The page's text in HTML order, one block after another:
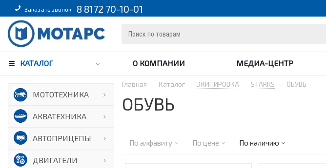
Заказать звонок 8 8172 70-10-01
КАТАЛОГ О КОМПАНИИ МЕДИА-ЦЕНТР
МОТОТЕХНИКА
АКВАТЕХНИКА
АВТОПРИЦЕПЫ
ДВИГАТЕЛИ
Главная - Каталог - ЭКИПИРОВКА - STARKS - ОБУВЬ
ОБУВЬ
По алфавиту По цене По наличию